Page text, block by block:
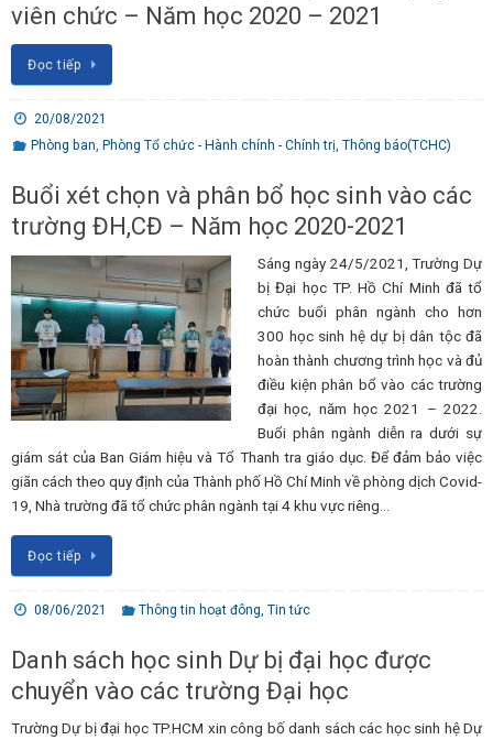
viên chức – Năm học 2020 – 2021
Đọc tiếp
20/08/2021
Phòng ban Phòng Tổ chức - Hành chính - Chính trị Thông báo(TCHC)
Buổi xét chọn và phân bổ học sinh vào các
trường ĐH,CĐ – Năm học 2020-2021
Sáng ngày 24/5/2021, Trường Dự
bị Đại học TP. Hồ Chí Minh đã tổ
chức buổi phân ngành cho hơn
300 học sinh hệ dự bị dân tộc đã
hoàn thành chương trình học và đủ
điều kiện phân bổ vào các trường
đại học, năm học 2021 – 2022.
Buổi phân ngành diễn ra dưới sự
giám sát của Ban Giám hiệu và Tổ Thanh tra giáo dục. Để đảm bảo việc
giãn cách theo quy định của Thành phố Hồ Chí Minh về phòng dịch Covid-
19, Nhà trường đã tổ chức phân ngành tại 4 khu vực riêng…
Đọc tiếp
08/06/2021 Thông tin hoạt đông,Tin tức
Danh sách học sinh Dự bị đại học được
chuyển vào các trường Đại học
Trường Dự bị đại học TP.HCM xin công bố danh sách các học sinh hệ Dự